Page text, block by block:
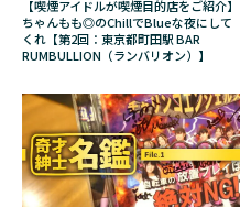
野尻抱介の「ぱられる
金属バット
金属
鈴木涼美
鉄コン
銘柄
銭湯ハンコ
【喫煙アイドルが喫煙目的店をご紹介】
ちゃんもも◎のChillでBlueな夜にして
くれ【第2回：東京都町田駅 BAR
RUMBULLION（ランバリオン）】